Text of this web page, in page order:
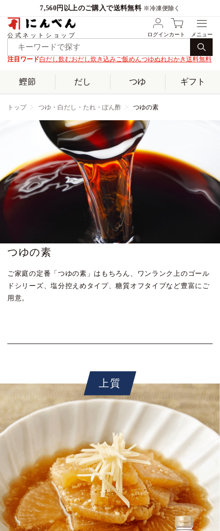
7,560円以上のご購入で送料無料 ※冷凍便除く
公式ネットショップ ログインカート
注目ワード白だし飲むおだし炊き込みご飯めんつゆぬれおかき 送料無料
鰹節 だし つゆ ギフト
トップ つゆ・白だし・たれ・ぽん酢 つゆの素
つゆの素
ご家庭の定番「つゆの素」はもちろん、ワンランク上のゴール
ドシリーズ、塩分控えめタイプ、糖質オフタイプなど豊富にご
用意。
上質